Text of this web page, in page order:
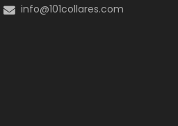
info@101collares.com